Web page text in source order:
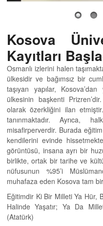
Kosova
Kayıtları
Osmanlı izlerini halen
ülkesidir ve bağımsız bir
taşıyan yapılar,
ülkesinin başkenti
olarak özerkliğini ilan
tanınmaktadır. Ayrıca,
misafirperverdir. Burada
kendilerini evinde
görüntüsü, insana ayrı bir
birlikte, ortak bir tarihe ve
nüfusunun %95’i
muhafaza eden Kosova tam
Eğitimdir Ki Bir Milleti Ya Hür,
Halinde Yaşatır; Ya Da
(Atatürk)